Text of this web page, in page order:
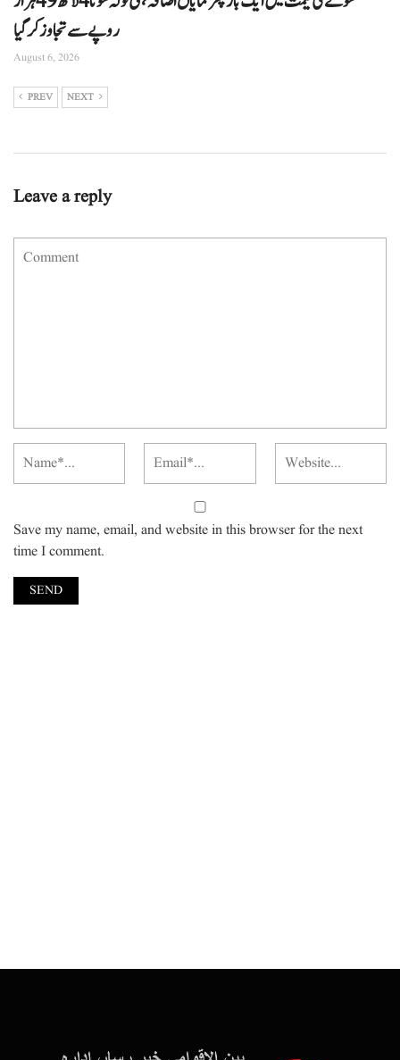
روپے سے تجاوز کرگیا
August 6, 2026
PREV NEXT
Leave a reply
Save my name, email, and website in this browser for the next
time I comment.